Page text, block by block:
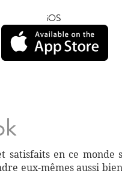
iOS
en ce monde
eux-mêmes aussi